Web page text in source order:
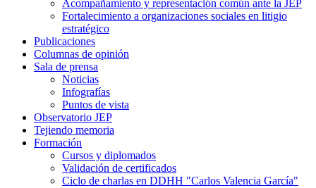
Acompañamiento y representación común ante la JEP
Fortalecimiento a organizaciones sociales en litigio
estratégico
Publicaciones
Columnas de opinión
Sala de prensa
Noticias
Infografías
Puntos de vista
Observatorio JEP
Tejiendo memoria
Formación
Cursos y diplomados
Validación de certificados
Ciclo de charlas en DDHH "Carlos Valencia García"